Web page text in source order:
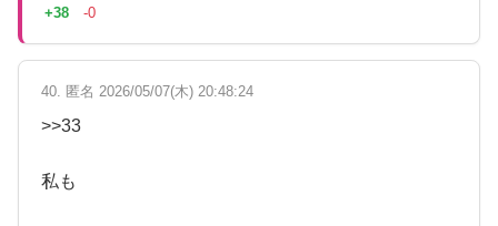
+38 -0
40. 匿名 2026/05/07(木) 20:48:24
>>33
私も